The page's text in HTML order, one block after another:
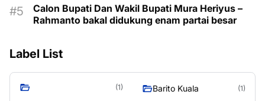
Calon Bupati Dan Wakil Bupati Mura Heriyus –
Rahmanto bakal didukung enam partai besar
Label List
(1) Barito Kuala (1)